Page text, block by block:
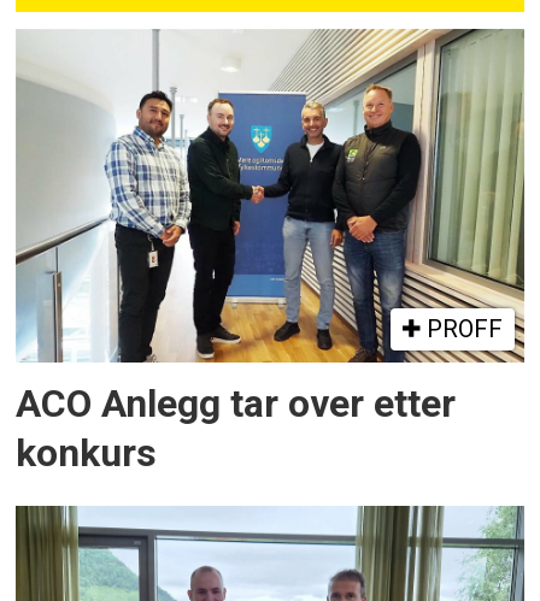
PROFF
ACO Anlegg tar over etter
konkurs